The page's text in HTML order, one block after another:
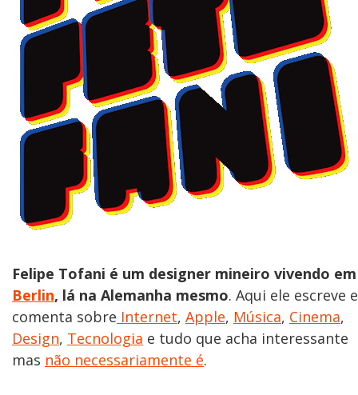
Felipe Tofani é um designer mineiro vivendo em
Berlin, lá na Alemanha mesmo. Aqui ele escreve e
comenta sobre Internet, Apple, Música, Cinema,
Design, Tecnologia e tudo que acha interessante
mas não necessariamente é.